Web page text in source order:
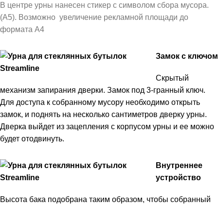
В центре урны нанесен стикер с символом сбора мусора.
(А5). Возможно увеличение рекламной площади до
формата А4
Замок с ключом
Скрытый
механизм запирания дверки. Замок под 3-гранный ключ.
Для доступа к собранному мусору необходимо открыть
замок, и поднять на несколько сантиметров дверку урны.
Дверка выйдет из зацепления с корпусом урны и ее можно
будет отодвинуть.
Внутреннее
устройство
Высота бака подобрана таким образом, чтобы собранный